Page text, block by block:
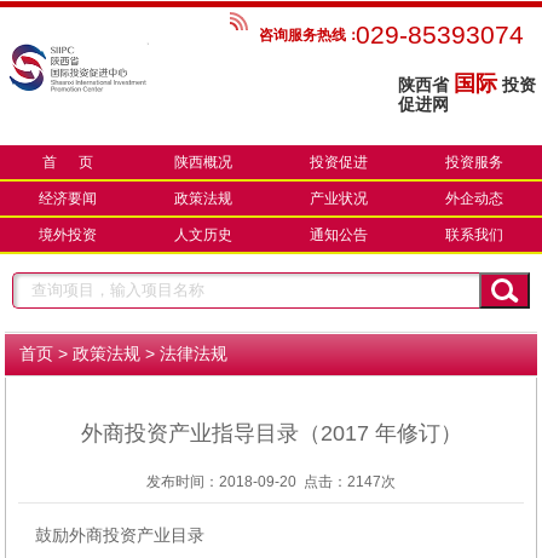
咨询服务热线：029-85393074
陕西省 国际 投资
促进网
首 页 陕西概况 投资促进 投资服务
经济要闻 政策法规 产业状况 外企动态
境外投资 人文历史 通知公告 联系我们
首页 > 政策法规 > 法律法规
外商投资产业指导目录（2017 年修订）
发布时间：2018-09-20 点击： 2147次
鼓励外商投资产业目录